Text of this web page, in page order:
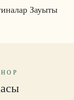
Зауыты